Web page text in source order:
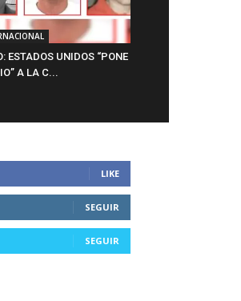
ESTADOS UNIDOS “PONE
A LA C...
LIKE
SEGUIR
SEGUIR